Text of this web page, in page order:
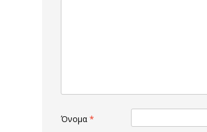
Όνομα *